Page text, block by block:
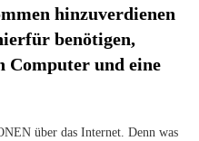
hinzuverdienen
benötigen,
Computer und eine
über das Internet. Denn was